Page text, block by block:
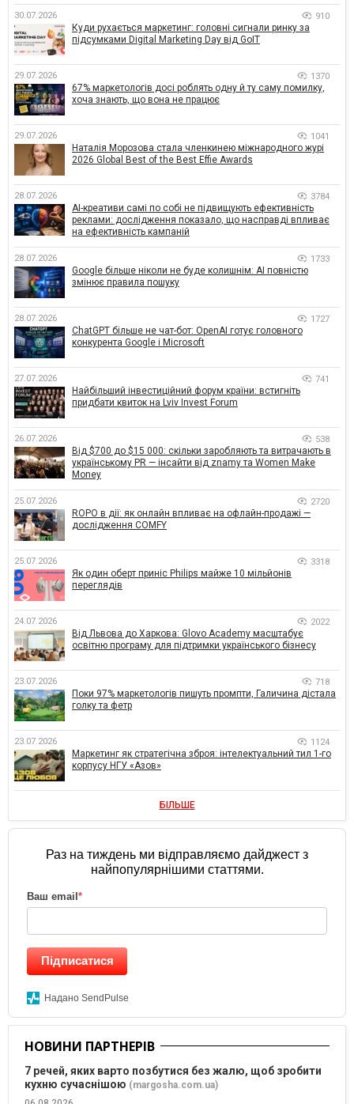
30.07.2026 910
Куди рухається маркетинг: головні сигнали ринку за
підсумками Digital Marketing Day від GoIT
29.07.2026 1370
67% маркетологів досі роблять одну й ту саму помилку,
хоча знають, що вона не працює
29.07.2026 1041
Наталія Морозова стала членкинею міжнародного журі
2026 Global Best of the Best Effie Awards
28.07.2026 3784
AI-креативи самі по собі не підвищують ефективність
реклами: дослідження показало, що насправді впливає
на ефективність кампаній
28.07.2026 1733
Google більше ніколи не буде колишнім: AI повністю
змінює правила пошуку
28.07.2026 1727
ChatGPT більше не чат-бот: OpenAI готує головного
конкурента Google і Microsoft
27.07.2026 741
Найбільший інвестиційний форум країни: встигніть
придбати квиток на Lviv Invest Forum
26.07.2026 538
Від $700 до $15 000: скільки заробляють та витрачають в
українському PR — інсайти від znamy та Women Make
Money
25.07.2026 2720
ROPO в дії: як онлайн впливає на офлайн-продажі —
дослідження COMFY
25.07.2026 3318
Як один оберт приніс Philips майже 10 мільйонів
переглядів
24.07.2026 2022
Від Львова до Харкова: Glovo Academy масштабує
освітню програму для підтримки українського бізнесу
23.07.2026 718
Поки 97% маркетологів пишуть промпти, Галичина дістала
голку та фетр
23.07.2026 1124
Маркетинг як стратегічна зброя: інтелектуальний тил 1-го
корпусу НГУ «Азов»
БІЛЬШЕ
Раз на тиждень ми відправляємо дайджест з
найпопулярнішими статтями.
Ваш email *
Підписатися
Надано SendPulse
НОВИНИ ПАРТНЕРІВ
7 речей, яких варто позбутися без жалю, щоб зробити
кухню сучаснішою (margosha.com.ua)